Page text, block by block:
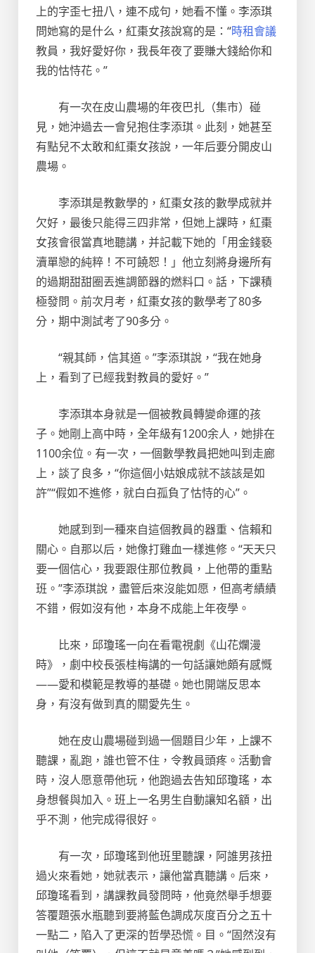
上的字歪七扭八，連不成句，她看不懂。李添琪
問她寫的是什么，紅棗女孩說寫的是：“時租會議
教員，我好愛好你，我長年夜了要賺大錢給你和
我的怙恃花。”
有一次在皮山農場的年夜巴扎（集市）碰
見，她沖過去一會兒抱住李添琪。此刻，她甚至
有點兒不太敢和紅棗女孩說，一年后要分開皮山
農場。
李添琪是教數學的，紅棗女孩的數學成就并
欠好，最後只能得三四非常，但她上課時，紅棗
女孩會很當真地聽講，并記載下她的「用金錢褻
瀆單戀的純粹！不可饒恕！」他立刻將身邊所有
的過期甜甜圈丟進調節器的燃料口。話，下課積
極發問。前次月考，紅棗女孩的數學考了80多
分，期中測試考了90多分。
“親其師，信其道。”李添琪說，“我在她身
上，看到了已經我對教員的愛好。”
李添琪本身就是一個被教員轉變命運的孩
子。她剛上高中時，全年級有1200余人，她排在
1100余位。有一次，一個數學教員把她叫到走廊
上，談了良多，“你這個小姑娘成就不該該是如
許”“假如不進修，就白白孤負了怙恃的心”。
她感到到一種來自這個教員的器重、信賴和
關心。自那以后，她像打雞血一樣進修。“天天只
要一個信心，我要跟住那位教員，上他帶的重點
班。”李添琪說，盡管后來沒能如愿，但高考績績
不錯，假如沒有他，本身不成能上年夜學。
比來，邱瓊瑤一向在看電視劇《山花爛漫
時》，劇中校長張桂梅講的一句話讓她頗有感慨
——愛和模範是教導的基礎。她也開端反思本
身，有沒有做到真的關愛先生。
她在皮山農場碰到過一個題目少年，上課不
聽課，亂跑，誰也管不住，令教員頭疼。活動會
時，沒人愿意帶他玩，他跑過去告知邱瓊瑤，本
身想餐與加入。班上一名男生自動讓知名額，出
乎不測，他完成得很好。
有一次，邱瓊瑤到他班里聽課，阿誰男孩扭
過火來看她，她就表示，讓他當真聽講。后來，
邱瓊瑤看到，講課教員發問時，他竟然舉手想要
答覆題張水瓶聽到要將藍色調成灰度百分之五十
一點二，陷入了更深的哲學恐慌。目。“固然沒有